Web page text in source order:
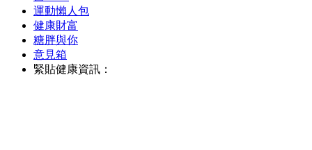
運動懶人包
健康財富
糖胖與你
意見箱
緊貼健康資訊：